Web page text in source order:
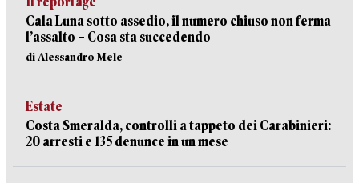
Cala Luna sotto assedio, il numero chiuso non ferma
l’assalto – Cosa sta succedendo
di Alessandro Mele
Estate
Costa Smeralda, controlli a tappeto dei Carabinieri:
20 arresti e 135 denunce in un mese